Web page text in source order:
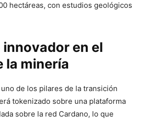
hectáreas, con estudios geológicos
en el
la minería
de los pilares de la transición
tokenizado sobre una plataforma
sobre la red Cardano, lo que